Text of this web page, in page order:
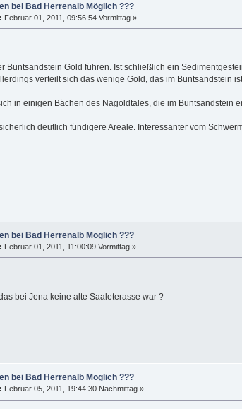
bei Bad Herrenalb Möglich ???
Februar 01, 2011, 09:56:54 Vormittag »
Buntsandstein Gold führen. Ist schließlich ein
verteilt sich das wenige Gold, das im Buntsandstein
in einigen Bächen des Nagoldtales, die im Buntsandstein
deutlich fündigere Areale. Interessanter vom
bei Bad Herrenalb Möglich ???
Februar 01, 2011, 11:00:09 Vormittag »
bei Jena keine alte Saaleterasse war ?
bei Bad Herrenalb Möglich ???
Februar 05, 2011, 19:44:30 Nachmittag »